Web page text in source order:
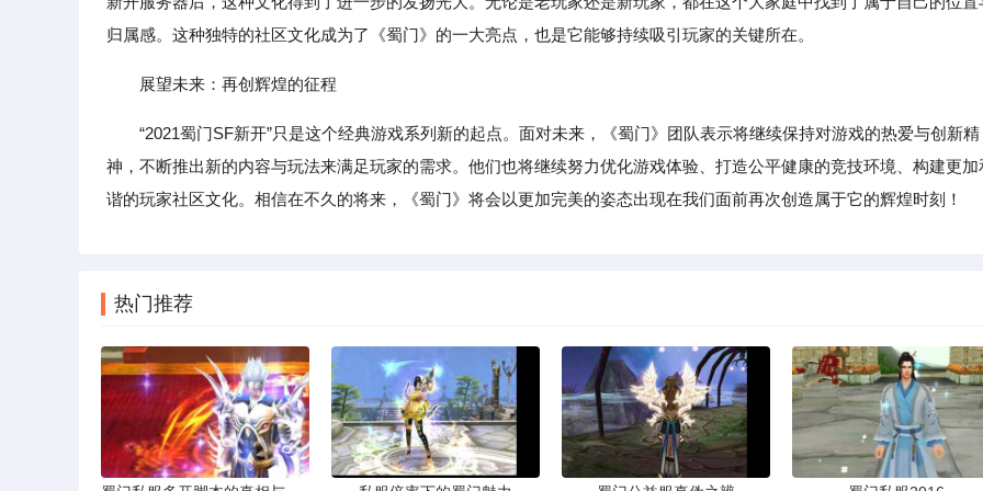
归属感。这种独特的社区文化成为了《蜀门》的一大亮点，也是它能够持续吸引玩家的关键所在。
展望未来：再创辉煌的征程
“2021蜀门SF新开”只是这个经典游戏系列新的起点。面对未来，《蜀门》团队表示将继续保持对游戏的热爱与创新精
神，不断推出新的内容与玩法来满足玩家的需求。他们也将继续努力优化游戏体验、打造公平健康的竞技环境、构建更加
谐的玩家社区文化。相信在不久的将来，《蜀门》将会以更加完美的姿态出现在我们面前再次创造属于它的辉煌时刻！
热门推荐